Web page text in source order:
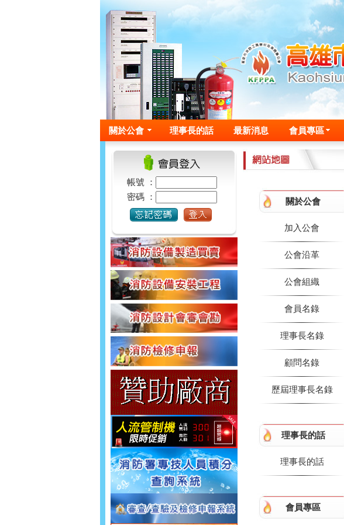
關於公會 理事長的話 最新消息 會員專區
帳號 ：
密碼 ：
關於公會
加入公會
公會沿革
公會組織
會員名錄
理事長名錄
顧問名錄
歷屆理事長名錄
理事長的話
理事長的話
會員專區